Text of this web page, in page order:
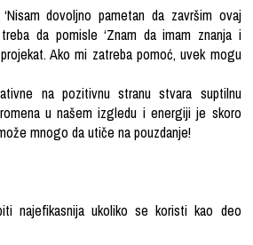
dovoljno pametan da završim ovaj
da pomisle ‘Znam da imam znanja i
Ako mi zatreba pomoć, uvek mogu
na pozitivnu stranu stvara suptilnu
u našem izgledu i energiji je skoro
mnogo da utiče na pouzdanje!
najefikasnija ukoliko se koristi kao deo